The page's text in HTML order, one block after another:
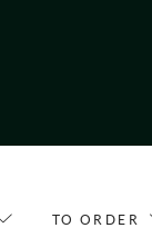
TO ORDER